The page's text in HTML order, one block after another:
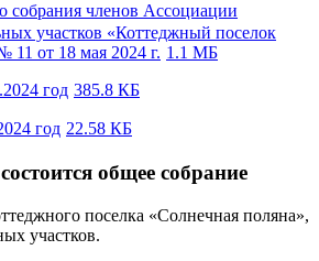
собрания членов Ассоциации
участков «Коттеджный поселок
11 от 18 мая 2024 г. 1.1 МБ
год 385.8 КБ
год 22.58 КБ
общее собрание
поселка «Солнечная поляна»,
участков.